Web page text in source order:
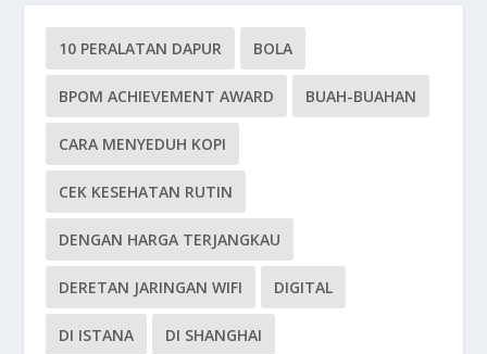
10 PERALATAN DAPUR BOLA
BPOM ACHIEVEMENT AWARD BUAH-BUAHAN
CARA MENYEDUH KOPI
CEK KESEHATAN RUTIN
DENGAN HARGA TERJANGKAU
DERETAN JARINGAN WIFI DIGITAL
DI ISTANA DI SHANGHAI